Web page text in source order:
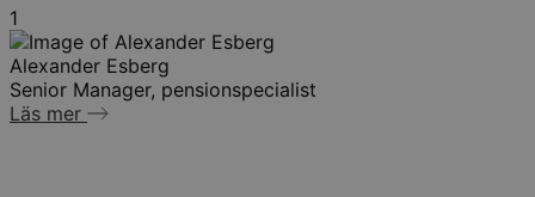
1
Alexander Esberg
Senior Manager, pensionspecialist
Läs mer